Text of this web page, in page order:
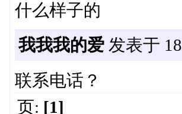
什么样子的
我我我的爱发表于
联系电话？
页: [1]